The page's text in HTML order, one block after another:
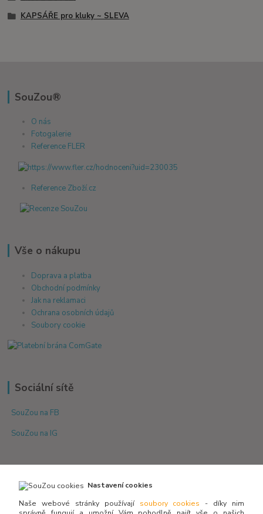
KAPSÁŘE pro kluky ~ SLEVA
SouZou®
O nás
Fotogalerie
Reference FLER
Reference Zboží.cz
Vše o nákupu
Doprava a platba
Obchodní podmínky
Jak na reklamaci
Ochrana osobních údajů
Soubory cookie
Sociální sítě
SouZou na FB
SouZou na IG
Nastavení cookies
Naše webové stránky používají soubory cookies - díky nim